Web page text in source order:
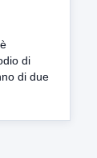
di
di due